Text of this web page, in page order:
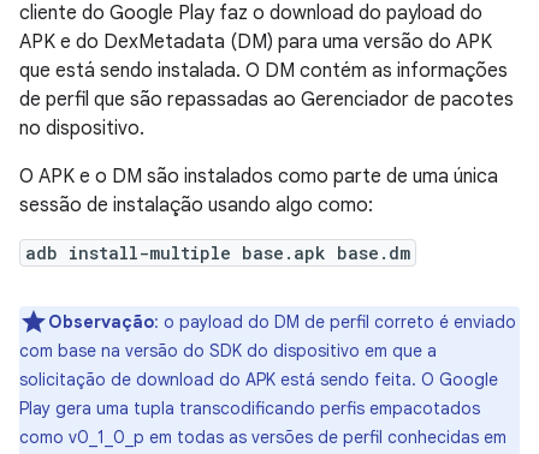
cliente do Google Play faz o download do payload do
APK e do DexMetadata (DM) para uma versão do APK
que está sendo instalada. O DM contém as informações
de perfil que são repassadas ao Gerenciador de pacotes
no dispositivo.
O APK e o DM são instalados como parte de uma única
sessão de instalação usando algo como:
adb install-multiple base.apk base.dm
Observação: o payload do DM de perfil correto é enviado
com base na versão do SDK do dispositivo em que a
solicitação de download do APK está sendo feita. O Google
Play gera uma tupla transcodificando perfis empacotados
como v0_1_0_p em todas as versões de perfil conhecidas em